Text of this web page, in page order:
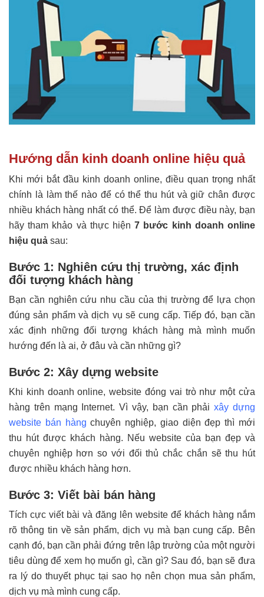
Hướng dẫn kinh doanh online hiệu quả
Khi mới bắt đầu kinh doanh online, điều quan trọng nhất
chính là làm thế nào để có thể thu hút và giữ chân được
nhiều khách hàng nhất có thể. Để làm được điều này, bạn
hãy tham khảo và thực hiện7 bước kinh doanh online
hiệu quả sau:
Bước 1: Nghiên cứu thị trường, xác định
đối tượng khách hàng
Bạn cần nghiên cứu nhu cầu của thị trường để lựa chọn
đúng sản phẩm và dịch vụ sẽ cung cấp. Tiếp đó, bạn cần
xác định những đối tượng khách hàng mà mình muốn
hướng đến là ai, ở đâu và cần những gì?
Bước 2: Xây dựng website
Khi kinh doanh online, website đóng vai trò như một cửa
hàng trên mạng Internet. Vì vậy, bạn cần phảixây dựng
website bán hàng chuyên nghiệp, giao diện đẹp thì mới
thu hút được khách hàng. Nếu website của bạn đẹp và
chuyên nghiệp hơn so với đối thủ chắc chắn sẽ thu hút
được nhiều khách hàng hơn.
Bước 3: Viết bài bán hàng
Tích cực viết bài và đăng lên website để khách hàng nắm
rõ thông tin về sản phẩm, dịch vụ mà bạn cung cấp. Bên
cạnh đó, bạn cần phải đứng trên lập trường của một người
tiêu dùng để xem họ muốn gì, cần gì? Sau đó, bạn sẽ đưa
ra lý do thuyết phục tại sao họ nên chọn mua sản phẩm,
dịch vụ mà mình cung cấp.